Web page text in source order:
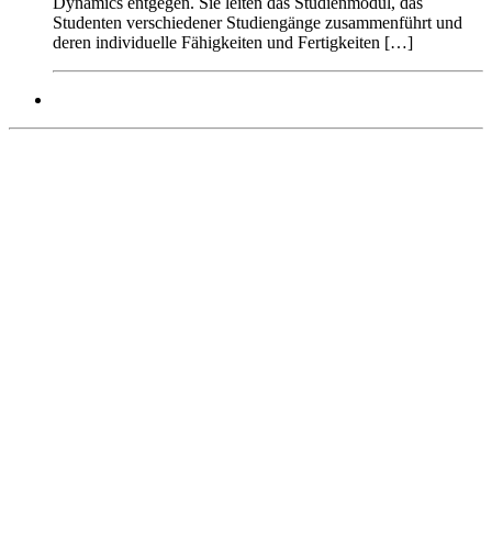
Studenten verschiedener Studiengänge zusammenführt und
deren individuelle Fähigkeiten und Fertigkeiten […]